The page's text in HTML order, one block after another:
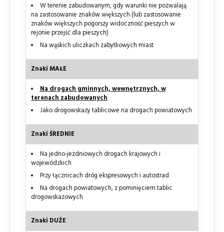
W terenie zabudowanym, gdy warunki nie pozwalają
na zastosowanie znaków większych (lub zastosowanie
znaków większych pogorszy widoczność pieszych w
rejonie przejść dla pieszych)
Na wąskich uliczkach zabytkowych miast
Znaki MAŁE
Na drogach gminnych, wewnętrznych, w
terenach zabudowanych
Jako drogowskazy tablicowe na drogach powiatowych
Znaki ŚREDNIE
Na jedno-jezdniowych drogach krajowych i
wojewódzkich
Przy łącznicach dróg ekspresowych i autostrad
Na drogach powiatowych, z pominięciem tablic
drogowskazowych
Znaki DUŻE